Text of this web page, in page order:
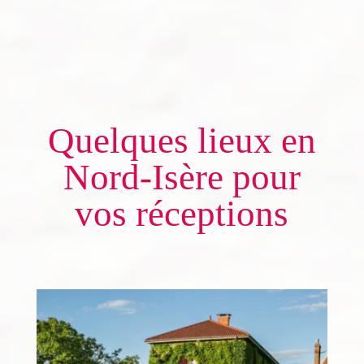
Quelques lieux en
Nord-Isère pour
vos réceptions